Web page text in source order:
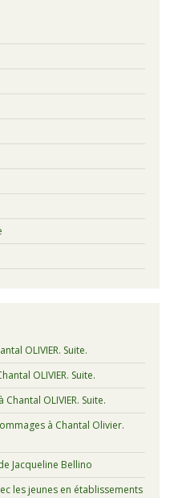
OLIVIER. Suite.
OLIVIER. Suite.
OLIVIER. Suite.
à Chantal Olivier.
Jacqueline Bellino
les jeunes en établissements